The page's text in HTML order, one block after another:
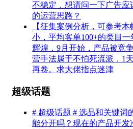
不稳定，想请问一下广告
的运营思路？
【征集案例分析，可参考
小，平均客单100+的类目
辉煌，9月开始，产品被竞
营手法属于不怕死流派，1
再卷。求大佬指点迷津
超级话题
# 超级话题 # 选品和关键词
能分开吗？现在的产品开发